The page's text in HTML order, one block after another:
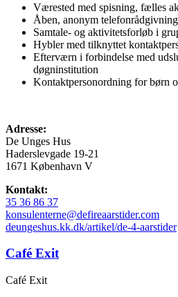
Værested med spisning, fælles
Åben, anonym telefonrådgivning
Samtale- og aktivitetsforløb i
Hybler med tilknyttet
Efterværn i forbindelse med
døgninstitution
Kontaktpersonordning for børn
Adresse:
De Unges Hus
Haderslevgade 19-21
1671 København V
Kontakt:
35 36 86 37
konsulenterne@defireaarstider.com
deungeshus.kk.dk/artikel/de-4-aarstider
Café Exit
Café Exit